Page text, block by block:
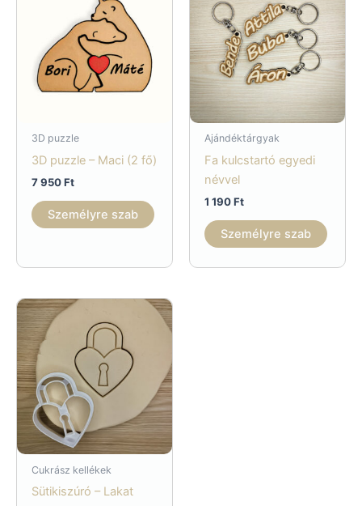
3D puzzle
3D puzzle – Maci (2 fő)
7 950Ft
Személyre szab
Ajándéktárgyak
Fa kulcstartó egyedi
névvel
1 190Ft
Személyre szab
Cukrász kellékek
Sütikiszúró – Lakat